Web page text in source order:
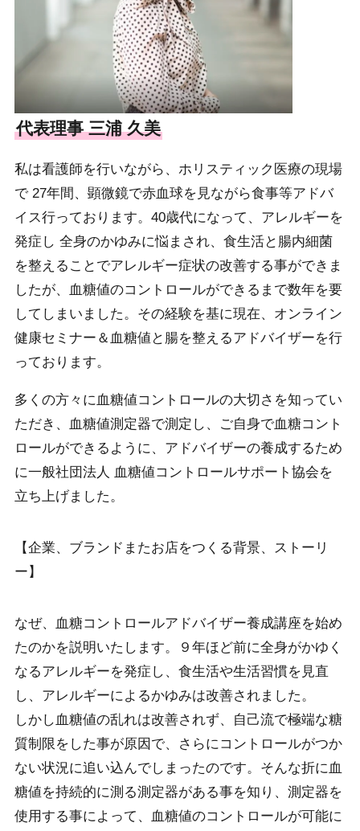
代表理事 三浦 久美
私は看護師を行いながら、ホリスティック医療の現場
で 27年間、顕微鏡で赤血球を見ながら食事等アドバ
イス行っております。40歳代になって、アレルギーを
発症し 全身のかゆみに悩まされ、食生活と腸内細菌
を整えることでアレルギー症状の改善する事ができま
したが、血糖値のコントロールができるまで数年を要
してしまいました。その経験を基に現在、オンライン
健康セミナー＆血糖値と腸を整えるアドバイザーを行
っております。
多くの方々に血糖値コントロールの大切さを知ってい
ただき、血糖値測定器で測定し、ご自身で血糖コント
ロールができるように、アドバイザーの養成するため
に一般社団法人 血糖値コントロールサポート協会を
立ち上げました。
【企業、ブランドまたお店をつくる背景、ストーリ
ー】
なぜ、血糖コントロールアドバイザー養成講座を始め
たのかを説明いたします。９年ほど前に全身がかゆく
なるアレルギーを発症し、食生活や生活習慣を見直
し、アレルギーによるかゆみは改善されました。
しかし血糖値の乱れは改善されず、自己流で極端な糖
質制限をした事が原因で、さらにコントロールがつか
ない状況に追い込んでしまったのです。そんな折に血
糖値を持続的に測る測定器がある事を知り、測定器を
使用する事によって、血糖値のコントロールが可能に